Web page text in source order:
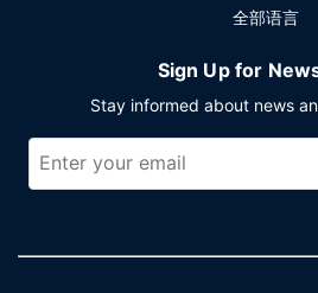
全部语言
Sign Up for
Stay informed about news